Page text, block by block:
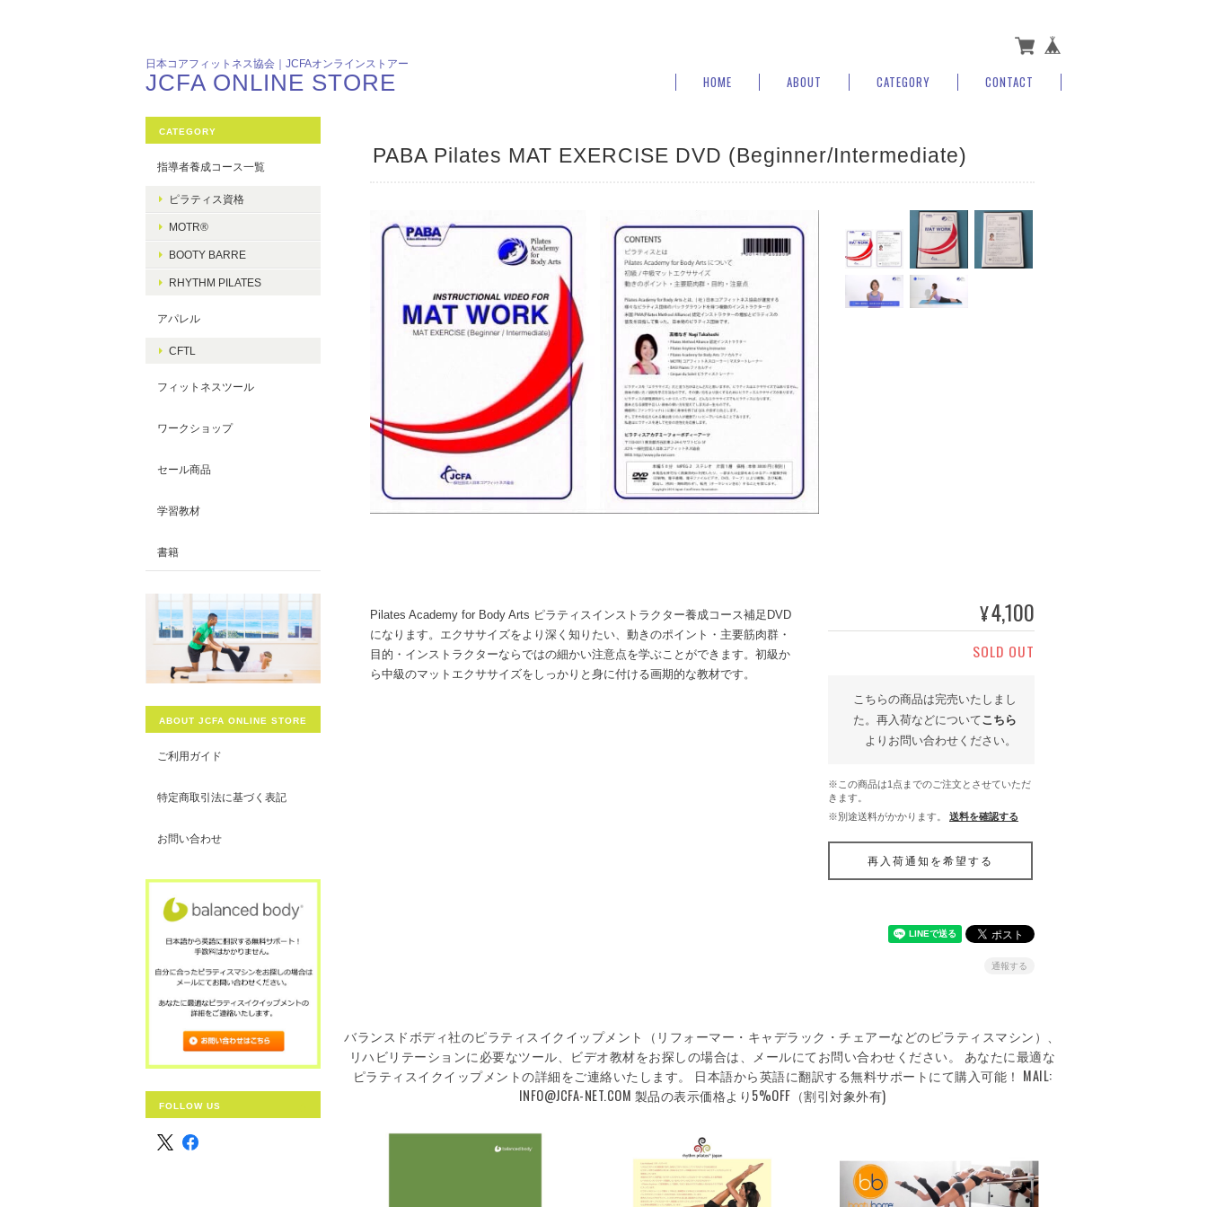
日本コアフィットネス協会｜JCFAオンラインストアー
JCFA ONLINE STORE HOME ABOUT CATEGORY CONTACT
PABA Pilates MAT EXERCISE DVD (Beginner/Intermediate)
Pilates Academy for Body Arts ピラティスインストラクター養成コース補足DVD
になります。エクササイズをより深く知りたい、動きのポイント・主要筋肉群・
目的・インストラクターならではの細かい注意点を学ぶことができます。初級か
ら中級のマットエクササイズをしっかりと身に付ける画期的な教材です。
¥4,100
SOLD OUT
こちらの商品は完売いたしまし
た。再入荷などについてこちら
よりお問い合わせください。
※この商品は1点までのご注文とさせていただ
きます。
※別途送料がかかります。
送料を確認する
再入荷通知を希望する
通報する
バランスドボディ社のピラティスイクイップメント（リフォーマー・キャデラック・チェアーなどのピラティスマシン）、
リハビリテーションに必要なツール、ビデオ教材をお探しの場合は、メールにてお問い合わせください。 あなたに最適な
ピラティスイクイップメントの詳細をご連絡いたします。 日本語から英語に翻訳する無料サポートにて購入可能！ MAIL:
INFO@JCFA-NET.COM 製品の表示価格より5%OFF（割引対象外有)
CATEGORY
指導者養成コース一覧
ピラティス資格
MOTR®
BOOTY BARRE
RHYTHM PILATES
アパレル
CFTL
フィットネスツール
ワークショップ
セール商品
学習教材
書籍
ABOUT JCFA ONLINE STORE
ご利用ガイド
特定商取引法に基づく表記
お問い合わせ
FOLLOW US